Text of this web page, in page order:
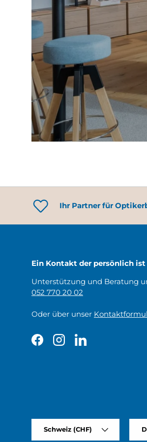
Ihr Partner für
Ein Kontakt der persönlich ist
Unterstützung und Beratung
052 770 20 02
Oder über unser
FacebookInstagramLinkedIn
Schweiz (CHF)